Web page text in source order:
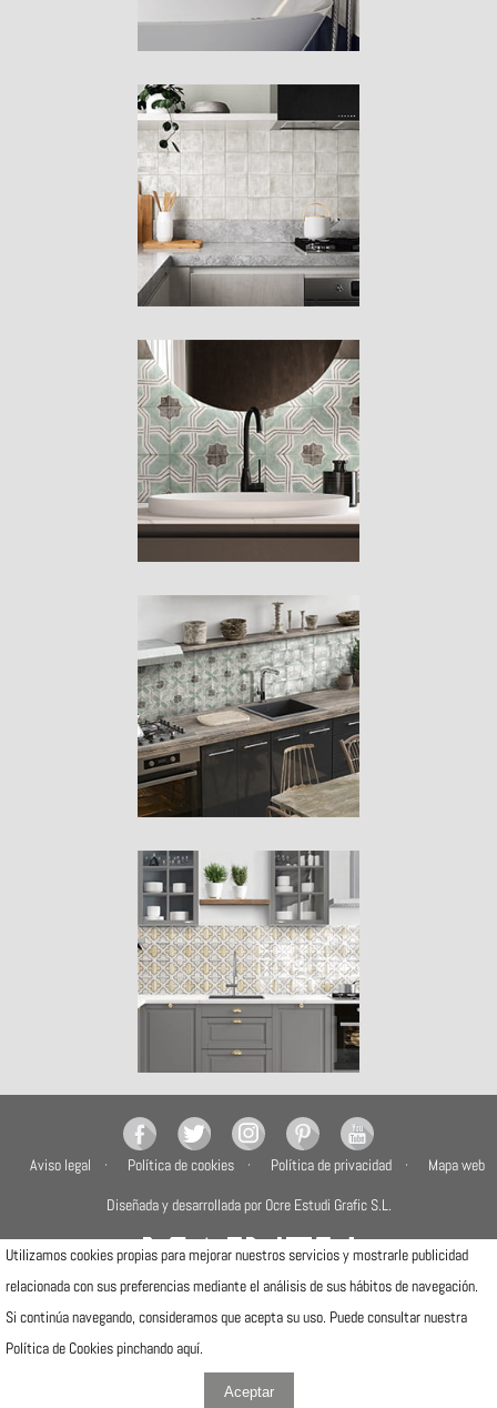
Aviso legal Política de cookies Política de privacidad
Mapa web
Diseñada y desarrollada por Ocre Estudi Grafic S.L.
Camí de la Travessa, 17
12540 Vila-real (Castellón)
Telfs: (+34) 964506300 · (+34) 964506301
info@mainzu.com
Utilizamos cookies propias para mejorar nuestros servicios y mostrarle publicidad
relacionada con sus preferencias mediante el análisis de sus hábitos de navegación.
Si continúa navegando, consideramos que acepta su uso. Puede consultar nuestra
Política de Cookies pinchando aquí.
Aceptar